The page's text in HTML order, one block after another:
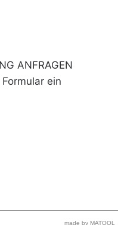
ANFRAGEN
ein
made by MATOOL